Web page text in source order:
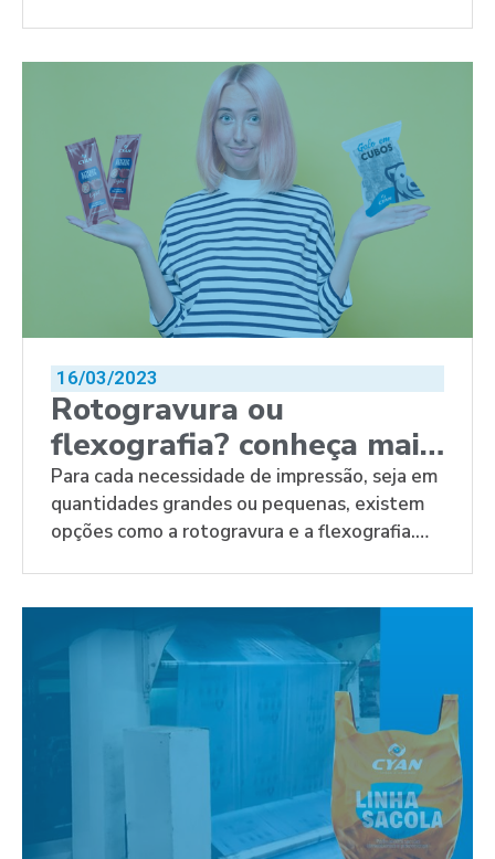
16/03/2023
Rotogravura ou
flexografia? conheça mais
sobre cada tipo de
impressão
Para cada necessidade de impressão, seja em
quantidades grandes ou pequenas, existem
opções como a rotogravura e a flexografia.